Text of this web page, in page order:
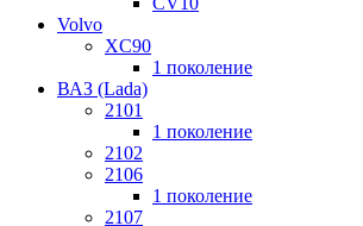
Volvo
XC90
1 поколение
ВАЗ (Lada)
2101
1 поколение
2102
2106
1 поколение
2107